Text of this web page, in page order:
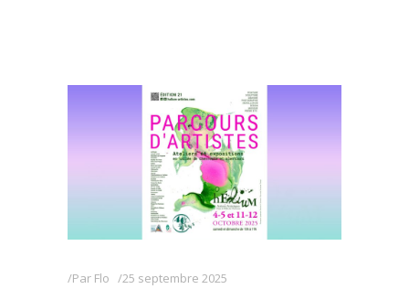
Par Flo 25 septembre 2025